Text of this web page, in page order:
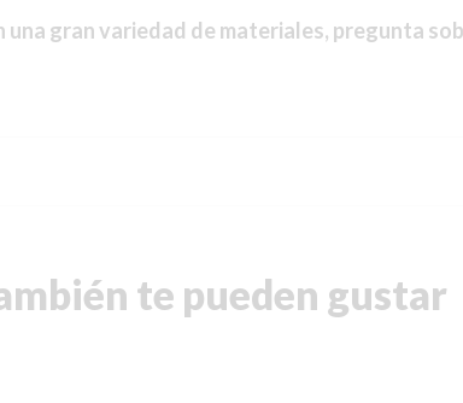
gran variedad de materiales, pregunta
te pueden gustar